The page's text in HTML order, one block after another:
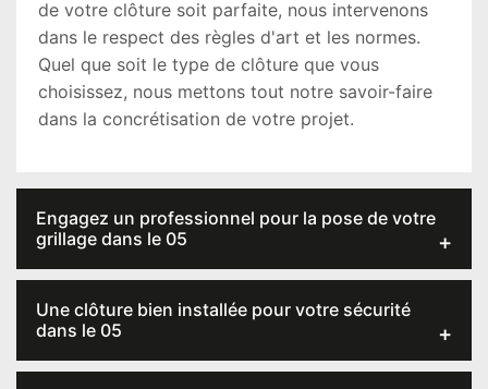
de votre clôture soit parfaite, nous intervenons
dans le respect des règles d'art et les normes.
Quel que soit le type de clôture que vous
choisissez, nous mettons tout notre savoir-faire
dans la concrétisation de votre projet.
Engagez un professionnel pour la pose de votre
grillage dans le 05
Une clôture bien installée pour votre sécurité
dans le 05